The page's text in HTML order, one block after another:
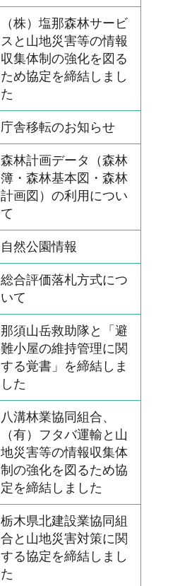
（株）塩那森林サービ
スと山地災害等の情報
収集体制の強化を図る
ため協定を締結しまし
た
庁舎移転のお知らせ
森林計画データ（森林
簿・森林基本図・森林
計画図）の利用につい
て
自然公園情報
総合評価落札方式につ
いて
那須山岳救助隊と「避
難小屋の維持管理に関
する覚書」を締結しま
した
八溝林業協同組合、
（有）フタバ運輸と山
地災害等の情報収集体
制の強化を図るため協
定を締結しました
栃木県北建設業協同組
合と山地災害対策に関
する協定を締結しまし
た